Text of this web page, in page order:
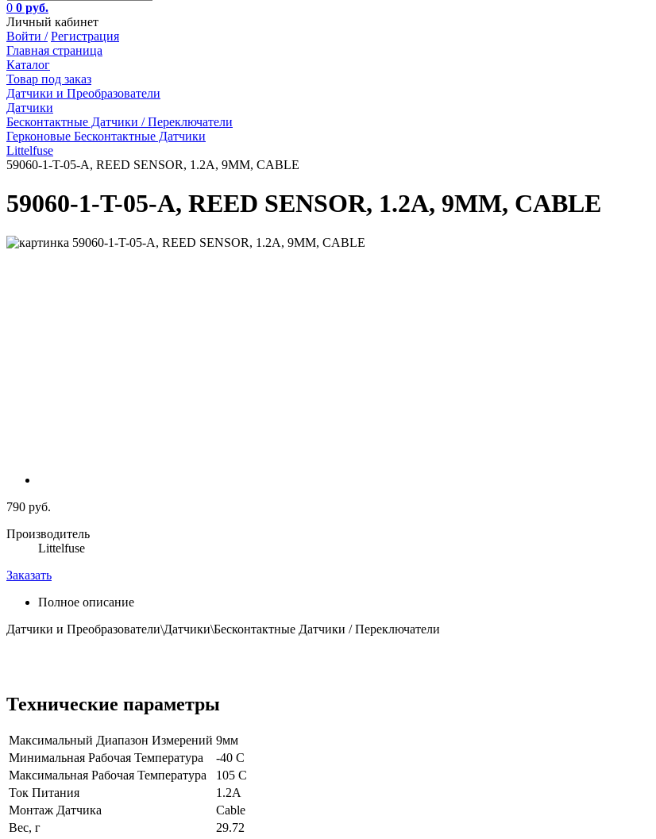
0 0 руб.
Личный кабинет
Войти / Регистрация
Главная страница
Каталог
Товар под заказ
Датчики и Преобразователи
Датчики
Бесконтактные Датчики / Переключатели
Герконовые Бесконтактные Датчики
Littelfuse
59060-1-T-05-A, REED SENSOR, 1.2A, 9MM, CABLE
59060-1-T-05-A, REED SENSOR, 1.2A, 9MM, CABLE
790 руб.
Производитель
Littelfuse
Заказать
Полное описание
Датчики и Преобразователи\Датчики\Бесконтактные Датчики / Переключатели
Технические параметры
Максимальный Диапазон Измерений 9мм
Минимальная Рабочая Температура
-40 C
Максимальная Рабочая Температура
105 C
Ток Питания
1.2А
Монтаж Датчика
Cable
Вес, г
29.72